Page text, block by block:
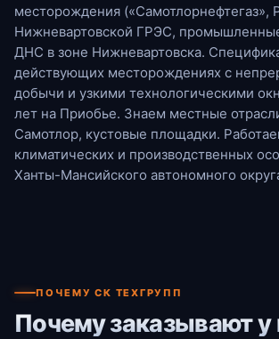
месторождения («Самотлорнефтегаз»,
Нижневартовской ГРЭС,
ДНС в зоне Нижневартовска.
действующих месторождениях с
добычи и узкими технологическими
лет на Приобье. Знаем местные
Самотлор, кустовые площадки.
климатических и производственных
Ханты-Мансийского автономного
ПОЧЕМУ СК ТЕХГРУПП
Почему заказывают у